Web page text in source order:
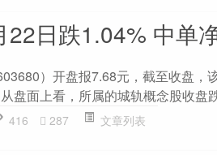
22日跌1.04% 中单
）开盘报7.68元，截至收盘，
盘面上看，所属的城轨概念股收盘
416 287 文章列表